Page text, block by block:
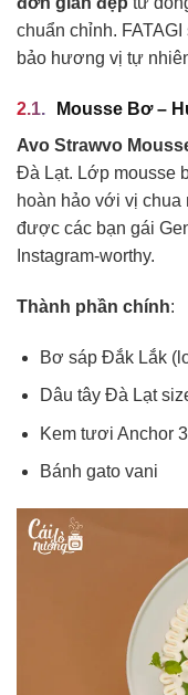
chuẩn chỉnh.
bảo hương vị tự
Mousse Bơ –
Avo Strawvo
Đà Lạt. Lớp mousse
hoàn hảo với vị
được các bạn gái
Instagram-worthy.
Thành phần chính:
Bơ sáp Đắk Lắk
Dâu tây Đà Lạt
Kem tươi Anchor
Bánh gato vani